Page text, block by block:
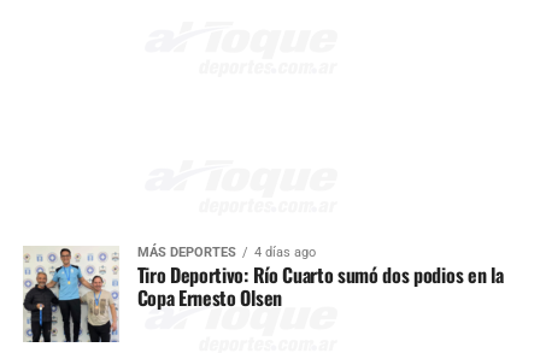
MÁS DEPORTES 4 días ago
Tiro Deportivo: Río Cuarto sumó dos podios en la
Copa Ernesto Olsen